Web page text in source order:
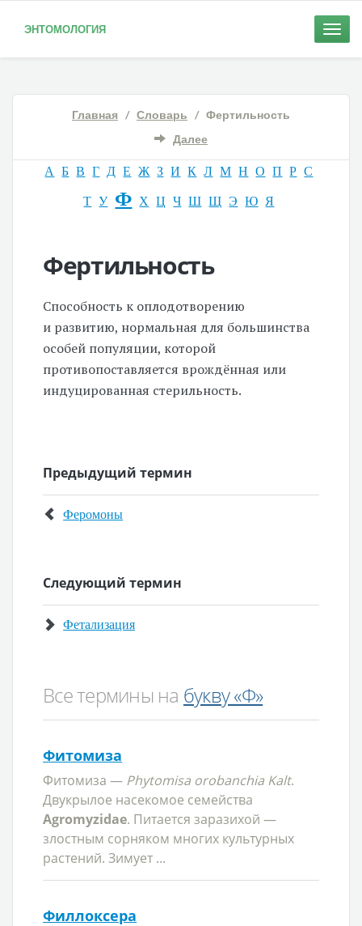
ЭНТОМОЛОГИЯ
Toggle
Главная / Словарь / Фертильность
Далее
А Б В Г Д Е Ж З И К Л М Н О П Р С
Т У Ф Х Ц Ч Ш Щ Э Ю Я
Фертильность
Способность к оплодотворению
и развитию, нормальная для большинства
особей популяции, которой
противопоставляется врождённая или
индуцированная стерильность.
Предыдущий термин
Феромоны
Следующий термин
Фетализация
Все термины на букву «Ф»
Фитомиза
Фитомиза — Phytomisa orobanchia Kalt.
Двукрылое насекомое семейства
Agromyzidae. Питается заразихой —
злостным сорняком многих культурных
растений. Зимует ...
Филлоксера